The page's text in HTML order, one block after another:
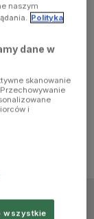
naszym
Polityka
dane w
skanowanie
i
wszystkie